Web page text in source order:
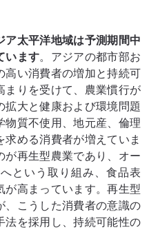
ア太平洋地域は予測期間中
います。アジアの都市部お
高い消費者の増加と持続可
まりを受けて、農業慣行が
大と健康および環境問題
物質不使用、地元産、倫理
める消費者が増えていま
が再生型農業であり、オー
という取り組み、食品表
が高まっています。再生型
、こうした消費者の意識の
法を採用し、持続可能性の